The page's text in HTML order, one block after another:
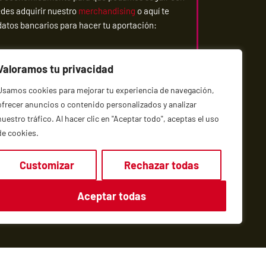
tu privacidad
cookies para mejorar tu experiencia de navegación,
anuncios o contenido personalizados y analizar
tráfico. Al hacer clic en "Aceptar todo", aceptas el uso
cookies.
Customizar Rechazar todas
Aceptar todas
adquirir nuestro merchandising o aquí te
bancarios para hacer tu aportación:
4114 1512 00
e.V.
tu ayuda!